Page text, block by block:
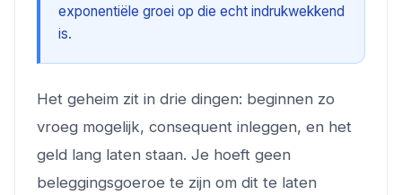
exponentiële groei op die echt indrukwekkend
is.
Het geheim zit in drie dingen: beginnen zo
vroeg mogelijk, consequent inleggen, en het
geld lang laten staan. Je hoeft geen
beleggingsgoeroe te zijn om dit te laten